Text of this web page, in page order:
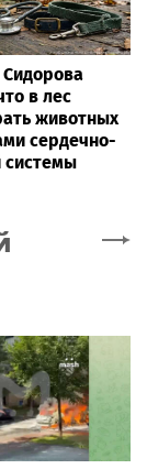
в лес
животных
сердечно-
системы